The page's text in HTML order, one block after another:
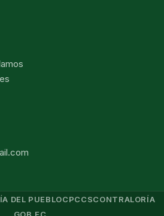
DEL PUEBLOCPCCSCONTRALORÍA